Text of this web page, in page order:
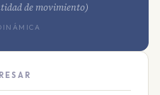
de movimiento)